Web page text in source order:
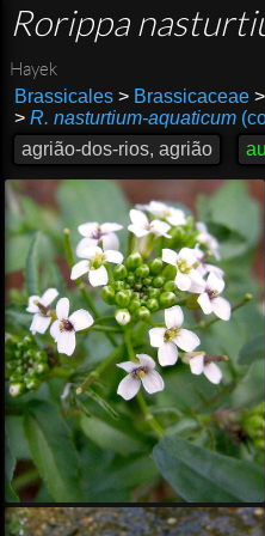
Rorippa
Hayek
Brassicales >Brassicaceae >
> R. nasturtium-aquaticum
agrião-dos-rios, agrião